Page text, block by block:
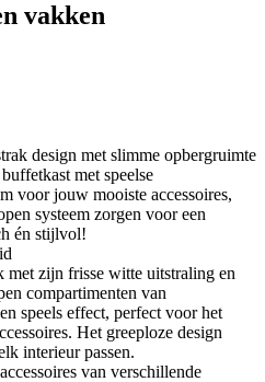
vakken
design met slimme opbergruimte
met speelse
voor jouw mooiste accessoires,
systeem zorgen voor een
én stijlvol!
zijn frisse witte uitstraling en
compartimenten van
speels effect, perfect voor het
Het greeploze design
interieur passen.
van verschillende